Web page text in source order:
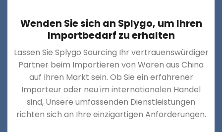
Wenden Sie sich an Splygo, um Ihren
Importbedarf zu erhalten
Lassen Sie Splygo Sourcing Ihr vertrauenswürdiger
Partner beim Importieren von Waren aus China
auf Ihren Markt sein. Ob Sie ein erfahrener
Importeur oder neu im internationalen Handel
sind, Unsere umfassenden Dienstleistungen
richten sich an Ihre einzigartigen Anforderungen.